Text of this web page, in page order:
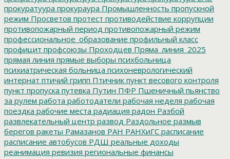
прокуратуура прокураура Промышленность пропускной
режим Просветов протест противодействие коррупции
противопожарный период противопожарный режим
профессиональное_образование профильный класс
профицит профсоюзы Проходцев Пряма_линия_2025
прямая линия прямые выборы психбольница
психиатрическая больница психоневрологический
интернат птичий грипп Птичник пункт весового контроля
пункт пропуска путевка Путин ПФР Пшеничный пьянство
за рулем работа работодатели рабочая неделя рабочая
поездка рабочие места радиация радон Разбой
развлекательный центр развод Раздольное размыв
берегов ракеты Рамазанов РАН РАНХиГС расписание
расписание автобусов РДШ реальные доходы
реанимация ревизия региональные финансы